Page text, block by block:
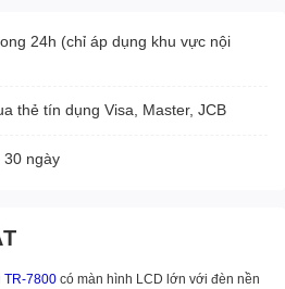
24h (chỉ áp dụng khu vực nội
thẻ tín dụng Visa, Master, JCB
ngày
TR-7800 có màn hình LCD lớn với đèn nền